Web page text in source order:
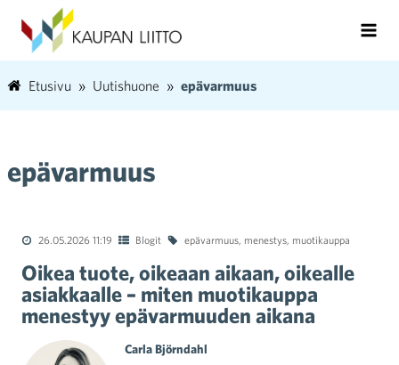
Etusivu Uutishuone epävarmuus
epävarmuus
26.05.2026 11:19 Blogit epävarmuus, menestys, muotikauppa
Oikea tuote, oikeaan aikaan, oikealle
asiakkaalle – miten muotikauppa
menestyy epävarmuuden aikana
Carla Björndahl